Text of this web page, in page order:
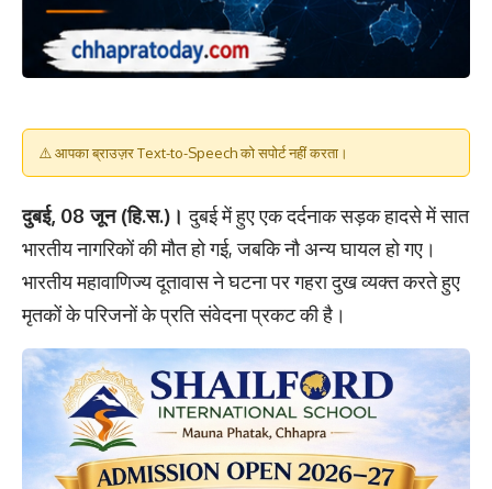
⚠️ आपका ब्राउज़र Text-to-Speech को सपोर्ट नहीं करता।
दुबई, 08 जून (हि.स.)।दुबई में हुए एक दर्दनाक सड़क हादसे में सात
भारतीय नागरिकों की मौत हो गई, जबकि नौ अन्य घायल हो गए।
भारतीय महावाणिज्य दूतावास ने घटना पर गहरा दुख व्यक्त करते हुए
मृतकों के परिजनों के प्रति संवेदना प्रकट की है।